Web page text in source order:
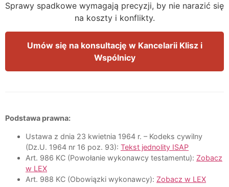
Sprawy spadkowe wymagają precyzji, by nie narazić się
na koszty i konflikty.
Umów się na konsultację w Kancelarii Klisz i
Wspólnicy
Podstawa prawna:
Ustawa z dnia 23 kwietnia 1964 r. – Kodeks cywilny
(Dz.U. 1964 nr 16 poz. 93): Tekst jednolity ISAP
Art. 986 KC (Powołanie wykonawcy testamentu): Zobacz
w LEX
Art. 988 KC (Obowiązki wykonawcy): Zobacz w LEX